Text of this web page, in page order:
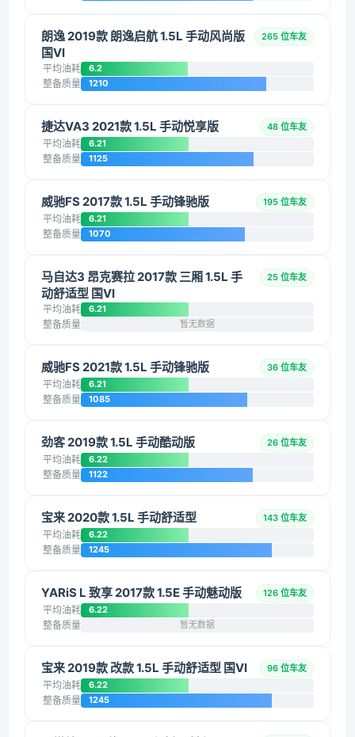
朗逸 2019款 朗逸启航 1.5L 手动风尚版
国VI
265 位车友
平均油耗 6.2
整备质量 1210
捷达VA3 2021款 1.5L 手动悦享版 48 位车友
平均油耗 6.21
整备质量 1125
威驰FS 2017款 1.5L 手动锋驰版 195 位车友
平均油耗 6.21
整备质量 1070
马自达3 昂克赛拉 2017款 三厢 1.5L 手
动舒适型 国VI
25 位车友
平均油耗 6.21
整备质量 暂无数据
威驰FS 2021款 1.5L 手动锋驰版 36 位车友
平均油耗 6.21
整备质量 1085
劲客 2019款 1.5L 手动酷动版 26 位车友
平均油耗 6.22
整备质量 1122
宝来 2020款 1.5L 手动舒适型 143 位车友
平均油耗 6.22
整备质量 1245
YARiS L 致享 2017款 1.5E 手动魅动版 126 位车友
平均油耗 6.22
整备质量 暂无数据
宝来 2019款 改款 1.5L 手动舒适型 国VI 96 位车友
平均油耗 6.22
整备质量 1245